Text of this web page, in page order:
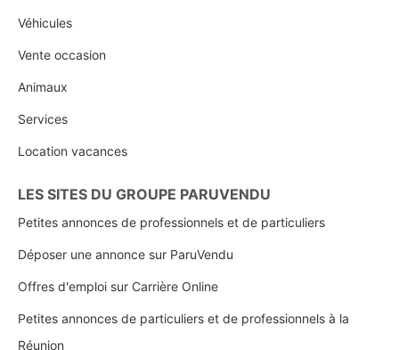
Véhicules
Vente occasion
Animaux
Services
Location vacances
LES SITES DU GROUPE PARUVENDU
Petites annonces de professionnels et de particuliers
Déposer une annonce sur ParuVendu
Offres d'emploi sur Carrière Online
Petites annonces de particuliers et de professionnels à la
Réunion